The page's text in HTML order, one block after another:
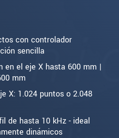
con controlador
sencilla
en el eje X hasta 600 mm |
mm
X: 1.024 puntos o 2.048
de hasta 10 kHz - ideal
dinámicos